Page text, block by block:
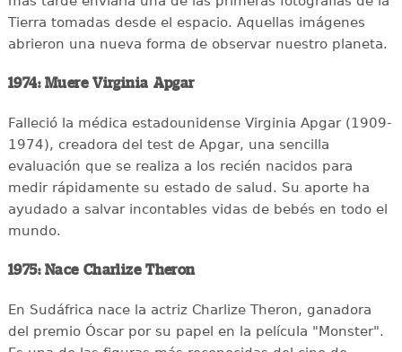
Tierra tomadas desde el espacio. Aquellas imágenes
abrieron una nueva forma de observar nuestro planeta.
1974: Muere Virginia Apgar
Falleció la médica estadounidense Virginia Apgar (1909-
1974), creadora del test de Apgar, una sencilla
evaluación que se realiza a los recién nacidos para
medir rápidamente su estado de salud. Su aporte ha
ayudado a salvar incontables vidas de bebés en todo el
mundo.
1975: Nace Charlize Theron
En Sudáfrica nace la actriz Charlize Theron, ganadora
del premio Óscar por su papel en la película "Monster".